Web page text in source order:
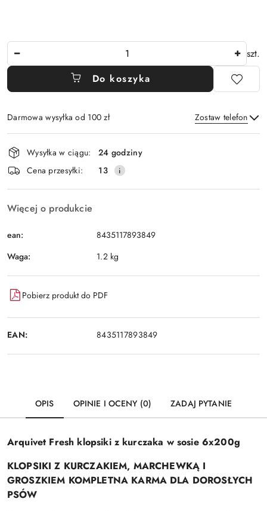
szt.
Do koszyka
Darmowa wysyłka od 100 zł Zostaw telefon
Wyślij
Dostępność
i
dostawa
Wysyłka w ciągu:
24 godziny
Cena przesyłki:
13
Więcej o produkcie
ean:
8435117893849
Waga:
1.2 kg
Pobierz produkt do PDF
EAN: 8435117893849
OPIS OPINIE I OCENY (0) ZADAJ PYTANIE
Arquivet Fresh klopsiki z kurczaka w sosie 6x200g
KLOPSIKI Z KURCZAKIEM, MARCHEWKĄ I
GROSZKIEM KOMPLETNA KARMA DLA DOROSŁYCH
PSÓW